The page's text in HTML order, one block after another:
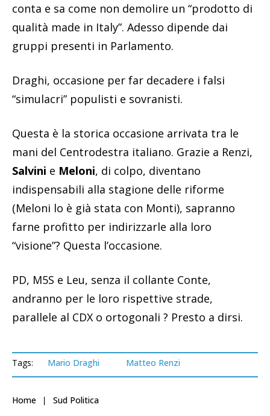
conta e sa come non demolire un “prodotto di
qualità made in Italy”. Adesso dipende dai
gruppi presenti in Parlamento.
Draghi, occasione per far decadere i falsi
“simulacri” populisti e sovranisti.
Questa è la storica occasione arrivata tra le
mani del Centrodestra italiano. Grazie a Renzi,
Salvini e Meloni, di colpo, diventano
indispensabili alla stagione delle riforme
(Meloni lo è già stata con Monti), sapranno
farne profitto per indirizzarle alla loro
“visione”? Questa l’occasione.
PD, M5S e Leu, senza il collante Conte,
andranno per le loro rispettive strade,
parallele al CDX o ortogonali ? Presto a dirsi.
Tags: Mario Draghi Matteo Renzi
Home Sud Politica